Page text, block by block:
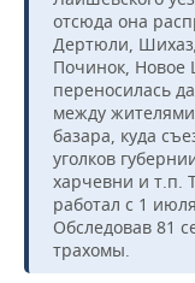
отсюда она
Дертюли,
Починок, Новое
переносилась
между
базара, куда
уголков
харчевни и т.п.
работал с 1
Обследовав 81
трахомы.